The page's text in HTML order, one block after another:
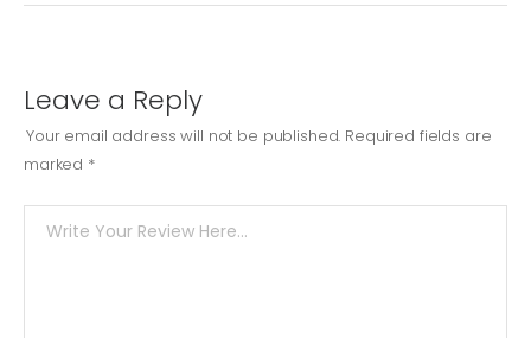
Leave a Reply
Your email address will not be published. Required fields are
marked *